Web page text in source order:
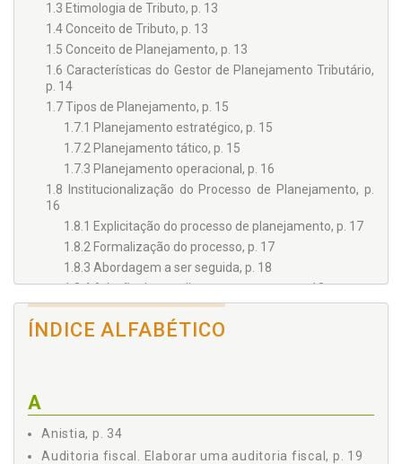
1.3 Etimologia de Tributo, p. 13
1.4 Conceito de Tributo, p. 13
1.5 Conceito de Planejamento, p. 13
1.6 Características do Gestor de Planejamento Tributário,
p. 14
1.7 Tipos de Planejamento, p. 15
1.7.1 Planejamento estratégico, p. 15
1.7.2 Planejamento tático, p. 15
1.7.3 Planejamento operacional, p. 16
1.8 Institucionalização do Processo de Planejamento, p.
16
1.8.1 Explicitação do processo de planejamento, p. 17
1.8.2 Formalização do processo, p. 17
1.8.3 Abordagem a ser seguida, p. 18
1.8.4 Adoção de uma linguagem comum, p. 18
1.8.5 Definição das etapas do planejamento, p. 18
1.9 Passos do Planejamento Tributário, p. 19
Capítulo 2 NOÇÕES BÁSICAS DE DIREITO TRIBUTÁRIO, p. 23
2.1 Noção Geral, p. 23
2.2 Obrigação Tributária, p. 24
ÍNDICE ALFABÉTICO
A
Anistia, p. 34
Auditoria fiscal. Elaborar uma auditoria fiscal, p. 19